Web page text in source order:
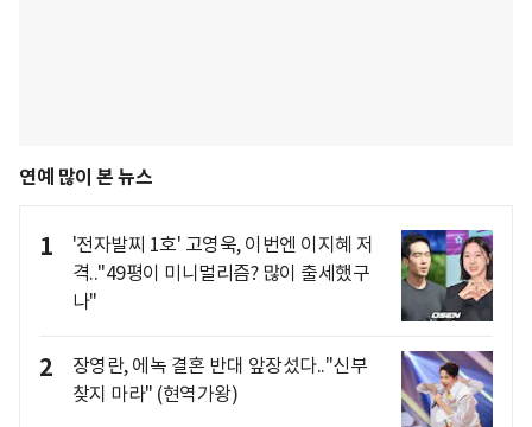
연예 많이 본 뉴스
1
'전자발찌 1호' 고영욱, 이번엔 이지혜 저
격.."49평이 미니멀리즘? 많이 출세했구
나"
2
장영란, 에녹 결혼 반대 앞장섰다.."신부
찾지 마라" (현역가왕)